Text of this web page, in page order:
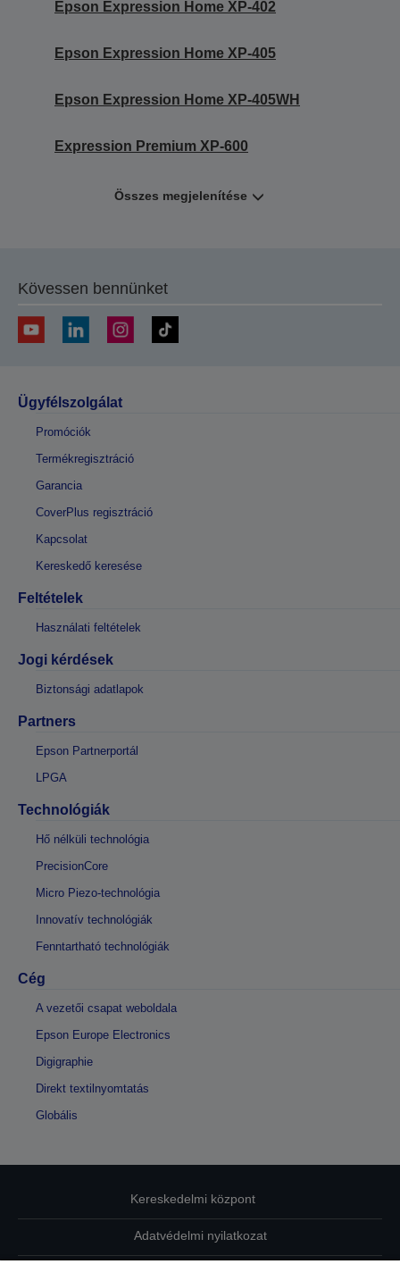
Epson Expression Home XP-402
Epson Expression Home XP-405
Epson Expression Home XP-405WH
Expression Premium XP-600
Összes megjelenítése
Kövessen bennünket
Ügyfélszolgálat
Promóciók
Termékregisztráció
Garancia
CoverPlus regisztráció
Kapcsolat
Kereskedő keresése
Feltételek
Használati feltételek
Jogi kérdések
Biztonsági adatlapok
Partners
Epson Partnerportál
LPGA
Technológiák
Hő nélküli technológia
PrecisionCore
Micro Piezo-technológia
Innovatív technológiák
Fenntartható technológiák
Cég
A vezetői csapat weboldala
Epson Europe Electronics
Digigraphie
Direkt textilnyomtatás
Globális
Kereskedelmi központ
Adatvédelmi nyilatkozat